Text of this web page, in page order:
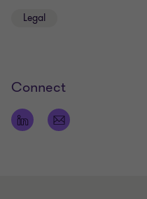
Legal
Connect